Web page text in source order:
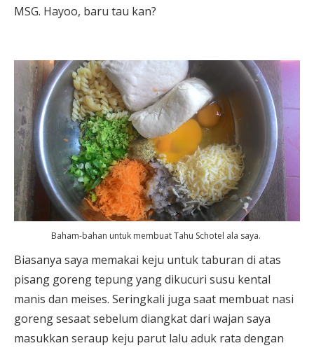
MSG. Hayoo, baru tau kan?
Baham-bahan untuk membuat Tahu Schotel ala saya.
Biasanya saya memakai keju untuk taburan di atas
pisang goreng tepung yang dikucuri susu kental
manis dan meises. Seringkali juga saat membuat nasi
goreng sesaat sebelum diangkat dari wajan saya
masukkan seraup keju parut lalu aduk rata dengan